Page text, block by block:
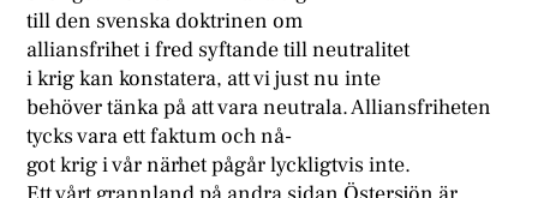
till den svenska doktrinen om
alliansfrihet i fred syftande till neutralitet
i krig kan konstatera, att vi just nu inte
behöver tänka på att vara neutrala. Alliansfriheten
tycks vara ett faktum och nå-
got krig i vår närhet pågår lyckligtvis inte.